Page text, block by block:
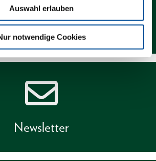
Auswahl erlauben
notwendige Cookies
Kontakt
Newsletter